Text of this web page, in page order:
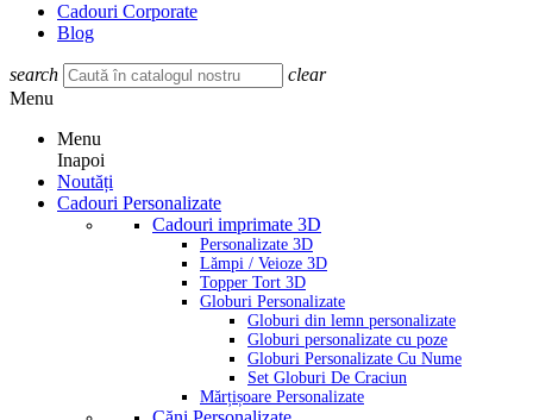
Cadouri Corporate
Blog
search
clear
Menu
Menu
Inapoi
Noutăți
Cadouri Personalizate
Cadouri imprimate 3D
Personalizate 3D
Lămpi / Veioze 3D
Topper Tort 3D
Globuri Personalizate
Globuri din lemn personalizate
Globuri personalizate cu poze
Globuri Personalizate Cu Nume
Set Globuri De Craciun
Mărțișoare Personalizate